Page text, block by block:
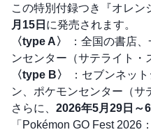
この特別付録つき『オレン
月15日 に発売されます。
〈type A〉
：全国の書店
ンセンター（サテライト・
〈type B〉
：セブンネッ
ン、ポケモンセンター（サ
さらに、 2026年5月29日～
「Pokémon GO Fest 2026